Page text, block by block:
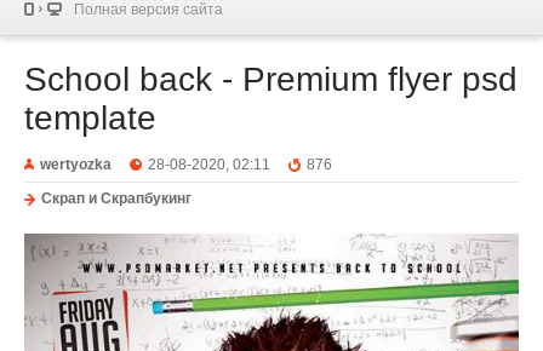
Полная версия сайта
School back - Premium flyer psd
template
wertyozka 28-08-2020, 02:11
876
Скрап и Скрапбукинг